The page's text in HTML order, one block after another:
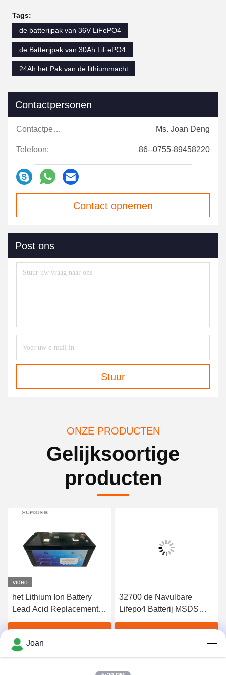
Tags:
de batterijpak van 36V LiFePO4
de Batterijpak van 30Ah LiFePO4
24Ah het Pak van de lithiummacht
Contactpersonen
Contactpersonen: Ms. Joan Deng
Telefoon: 86--0755-89458220
Contact opnemen
Post ons
Stuur
ONZE PRODUCTEN
Gelijksoortige
producten
video
het Lithium Ion Battery
Lead Acid Replacement
van 12V 200Ah LiFePO4
32700 de Navulbare
Lifepo4 Batterij MSDS
BMS van 12.8V 60Ah
Joan